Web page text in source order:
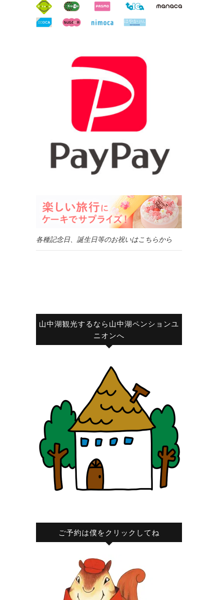
各種記念日、誕生日等のお祝いはこちらから
山中湖観光するなら山中湖ペンションユ
ニオンへ
ご予約は僕をクリックしてね